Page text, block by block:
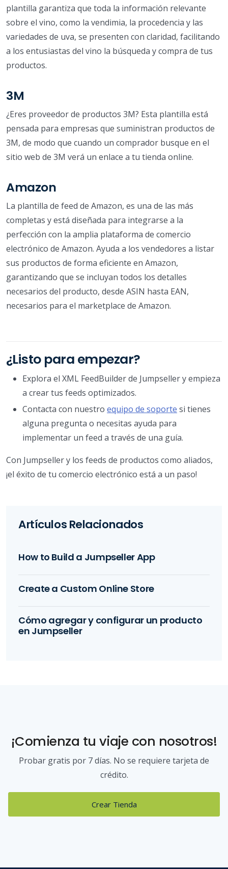
plantilla garantiza que toda la información relevante
sobre el vino, como la vendimia, la procedencia y las
variedades de uva, se presenten con claridad, facilitando
a los entusiastas del vino la búsqueda y compra de tus
productos.
3M
¿Eres proveedor de productos 3M? Esta plantilla está
pensada para empresas que suministran productos de
3M, de modo que cuando un comprador busque en el
sitio web de 3M verá un enlace a tu tienda online.
Amazon
La plantilla de feed de Amazon, es una de las más
completas y está diseñada para integrarse a la
perfección con la amplia plataforma de comercio
electrónico de Amazon. Ayuda a los vendedores a listar
sus productos de forma eficiente en Amazon,
garantizando que se incluyan todos los detalles
necesarios del producto, desde ASIN hasta EAN,
necesarios para el marketplace de Amazon.
¿Listo para empezar?
Explora el XML FeedBuilder de Jumpseller y empieza
a crear tus feeds optimizados.
Contacta con nuestro equipo de soporte si tienes
alguna pregunta o necesitas ayuda para
implementar un feed a través de una guía.
Con Jumpseller y los feeds de productos como aliados,
¡el éxito de tu comercio electrónico está a un paso!
Artículos Relacionados
How to Build a Jumpseller App
Create a Custom Online Store
Cómo agregar y configurar un producto
en Jumpseller
¡Comienza tu viaje con nosotros!
Probar gratis por 7 días. No se requiere tarjeta de
crédito.
Crear Tienda